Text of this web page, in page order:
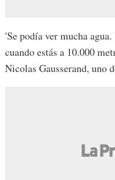
'Se podía ver mucha
cuando estás a 10.000
Nicolas Gausserand, uno